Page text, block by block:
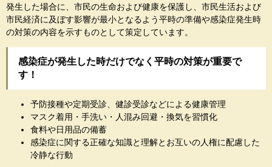
発生した場合に、市民の生命および健康を保護し、市民生活および
市民経済に及ぼす影響が最小となるよう平時の準備や感染症発生時
の対策の内容を示すものとして策定しています。
感染症が発生した時だけでなく平時の対策が重要で
す！
予防接種や定期受診、健診受診などによる健康管理
マスク着用・手洗い・人混み回避・換気を習慣化
食料や日用品の備蓄
感染症に関する正確な知識と理解とお互いの人権に配慮した
冷静な行動